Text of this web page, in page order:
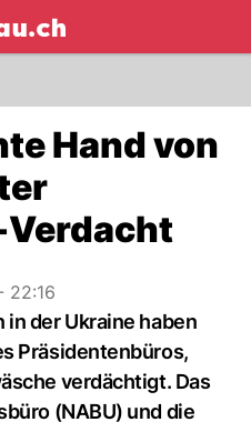
NAU.ch
Hand von
22:16
der Ukraine haben
Präsidentenbüros,
verdächtigt. Das
(NABU) und die